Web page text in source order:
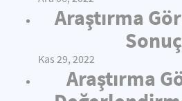
Araştırma
Kas 29, 2022
Araştırma